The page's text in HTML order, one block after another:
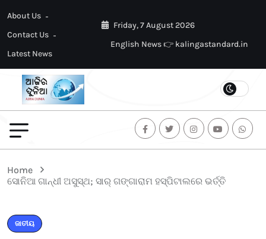
About Us
Contact Us
Latest News
Friday, 7 August 2026
English News 👉 kalingastandard.in
Home
ସୋନିଆ ଗାନ୍ଧୀ ଅସୁସ୍ଥ; ସାର୍‌ ଗଙ୍ଗାରାମ ହସ୍ପିଟାଲରେ ଭର୍ତ୍ତି
ଜାତୀୟ